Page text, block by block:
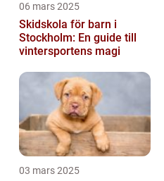
06 mars 2025
Skidskola för barn i
Stockholm: En guide till
vintersportens magi
03 mars 2025